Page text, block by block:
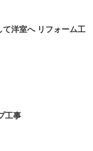
洋室へ リフォーム工
工事